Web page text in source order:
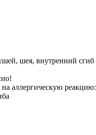
шея, внутренний сгиб
на аллергическую реакцию: